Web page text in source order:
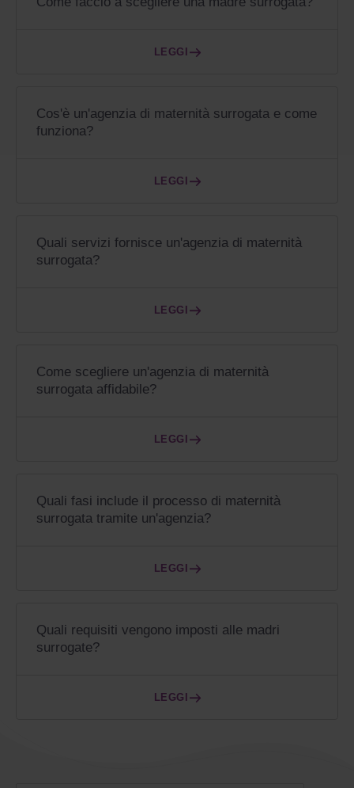
LEGGI
Cos'è un'agenzia di maternità surrogata e come
funziona?
LEGGI
Quali servizi fornisce un'agenzia di maternità
surrogata?
LEGGI
Come scegliere un'agenzia di maternità
surrogata affidabile?
LEGGI
Quali fasi include il processo di maternità
surrogata tramite un'agenzia?
LEGGI
Quali requisiti vengono imposti alle madri
surrogate?
LEGGI